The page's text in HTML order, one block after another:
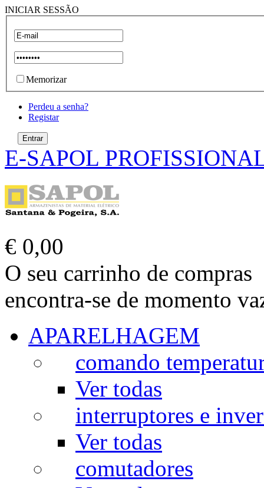
INICIAR SESSÃO
Memorizar
Perdeu a senha?
Registar
E-SAPOL
€ 0,00
O seu carrinho de compras
encontra-se de momento
APARELHAGEM
comando
Ver todas
interruptores e
Ver todas
comutadores